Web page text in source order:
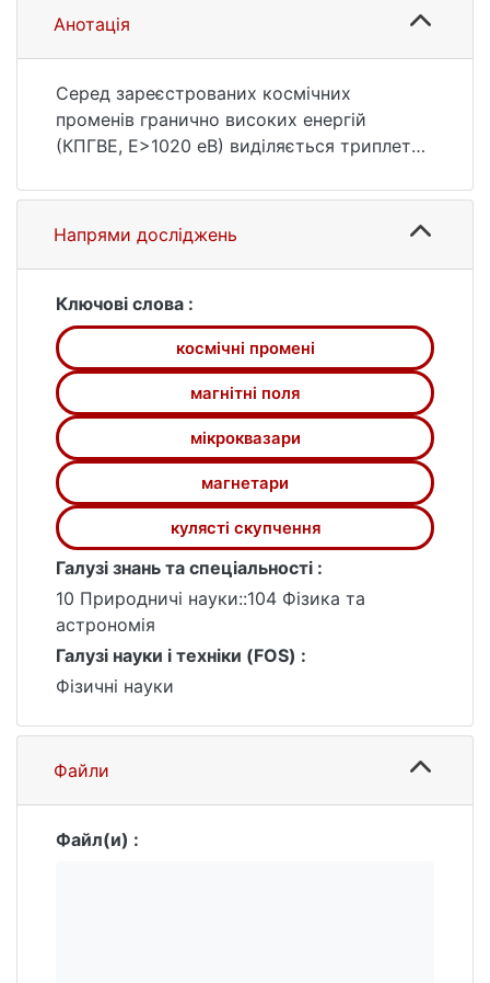
Астрономія. 2016. № 1(53). С. 37—40. DOI:
10.17721/BTSNUA.2016.53.37-40 (дата
Анотація
Серед зареєстрованих космічних
променів гранично високих енергій
(КПГВЕ, E>1020 еВ) виділяється триплет
Галактичного центру. Із застосуванням
методу зворотнього розрахунку
траєкторій КПГВЕ в магнітному полі
галактичними джерелами триплету
можуть бути мікроквазари SS433,
GRS1915+105, магнетар SGR1900+14 та
кулясте зоряне скупчення NGC6760.
Напрями досліджень
Ключові слова :
космічні промені
магнітні поля
мікроквазари
магнетари
кулясті скупчення
Галузі знань та спеціальності :
10 Природничі науки::104 Фізика та
астрономія
Галузі науки і техніки (FOS) :
Фізичні науки
Файли
Файл(и) :